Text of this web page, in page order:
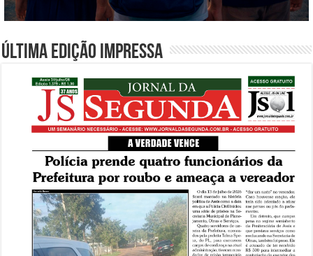
Última edição impressa